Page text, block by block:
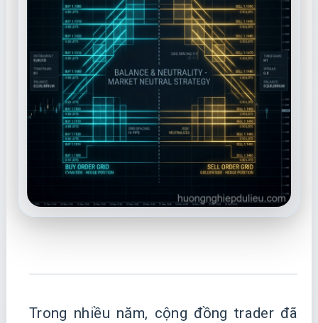
Trong nhiều năm, cộng đồng trader đã